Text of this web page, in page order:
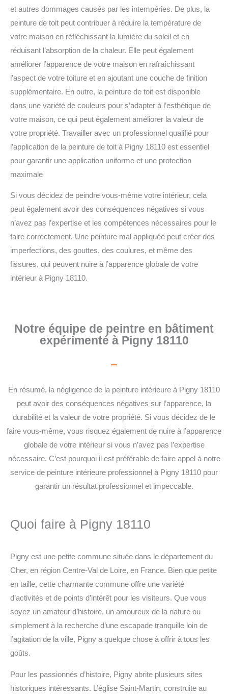
et autres dommages causés par les intempéries. De plus, la
peinture de toit peut contribuer à réduire la température de
votre maison en réfléchissant la lumière du soleil et en
réduisant l’absorption de la chaleur. Elle peut également
améliorer l’apparence de votre maison en rafraîchissant
l’aspect de votre toiture et en ajoutant une couche de finition
supplémentaire. En outre, la peinture de toit est disponible
dans une variété de couleurs pour s’adapter à l’esthétique de
votre maison, ce qui peut également améliorer la valeur de
votre propriété. Travailler avec un professionnel qualifié pour
l’application de la peinture de toit à Pigny 18110 est essentiel
pour garantir une application uniforme et une protection
maximale
Si vous décidez de peindre vous-même votre intérieur, cela
peut également avoir des conséquences négatives si vous
n’avez pas l’expertise et les compétences nécessaires pour le
faire correctement. Une peinture mal appliquée peut créer des
imperfections, des gouttes, des coulures, et même des
fissures, qui peuvent nuire à l’apparence globale de votre
intérieur à Pigny 18110.
Notre équipe de peintre en bâtiment
expérimenté à Pigny 18110
En résumé, la négligence de la peinture intérieure à Pigny 18110
peut avoir des conséquences négatives sur l’apparence, la
durabilité et la valeur de votre propriété. Si vous décidez de le
faire vous-même, vous risquez également de nuire à l’apparence
globale de votre intérieur si vous n’avez pas l’expertise
nécessaire. C’est pourquoi il est préférable de faire appel à notre
service de peinture intérieure professionnel à Pigny 18110 pour
garantir un résultat professionnel et impeccable.
Quoi faire à Pigny 18110
Pigny est une petite commune située dans le département du
Cher, en région Centre-Val de Loire, en France. Bien que petite
en taille, cette charmante commune offre une variété
d’activités et de points d’intérêt pour les visiteurs. Que vous
soyez un amateur d’histoire, un amoureux de la nature ou
simplement à la recherche d’une escapade tranquille loin de
l’agitation de la ville, Pigny a quelque chose à offrir à tous les
goûts.
Pour les passionnés d’histoire, Pigny abrite plusieurs sites
historiques intéressants. L’église Saint-Martin, construite au